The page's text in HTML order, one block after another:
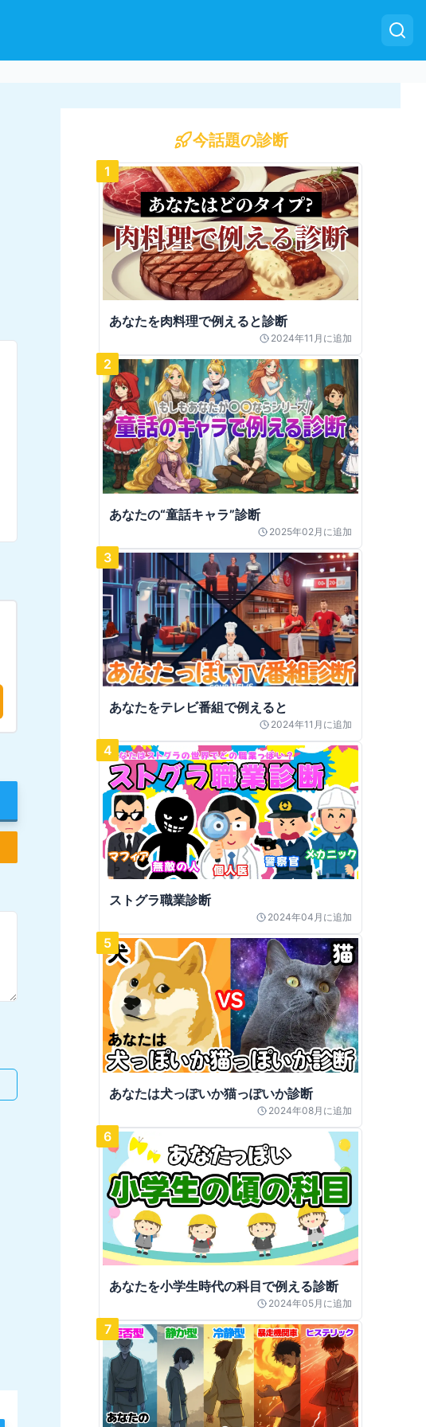
今話題の診断
1
あなたを肉料理で例えると診断
2024年11月 に追加
2
あなたの“童話キャラ”診断
2025年02月 に追加
3
あなたをテレビ番組で例えると
2024年11月 に追加
4
ストグラ職業診断
2024年04月 に追加
5
あなたは犬っぽいか猫っぽいか診断
2024年08月 に追加
6
あなたを小学生時代の科目で例える診断
2024年05月 に追加
7